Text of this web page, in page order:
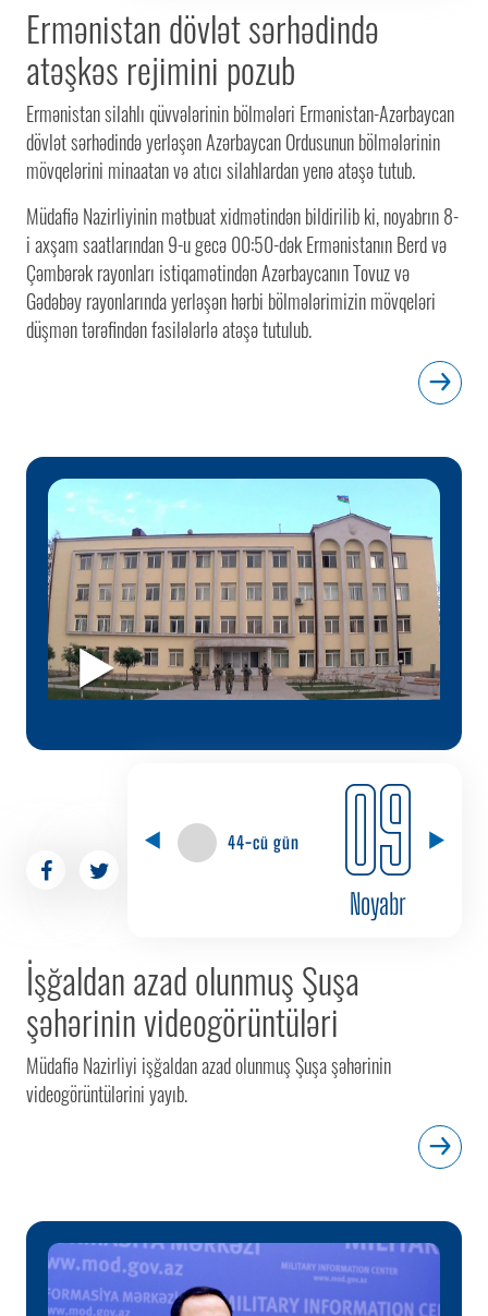
Ermənistan dövlət sərhədində
atəşkəs rejimini pozub
Ermənistan silahlı qüvvələrinin bölmələri Ermənistan-Azərbaycan
dövlət sərhədində yerləşən Azərbaycan Ordusunun bölmələrinin
mövqelərini minaatan və atıcı silahlardan yenə atəşə tutub.
Müdafiə Nazirliyinin mətbuat xidmətindən bildirilib ki, noyabrın 8-
i axşam saatlarından 9-u gecə 00:50-dək Ermənistanın Berd və
Çəmbərək rayonları istiqamətindən Azərbaycanın Tovuz və
Gədəbəy rayonlarında yerləşən hərbi bölmələrimizin mövqeləri
düşmən tərəfindən fasilələrlə atəşə tutulub.
44-cü gün 09
Noyabr
İşğaldan azad olunmuş Şuşa
şəhərinin videogörüntüləri
Müdafiə Nazirliyi işğaldan azad olunmuş Şuşa şəhərinin
videogörüntülərini yayıb.